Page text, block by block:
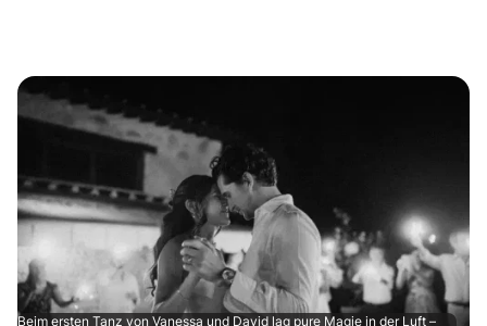
Beim ersten Tanz von Vanessa und David lag pure Magie in der Luft –